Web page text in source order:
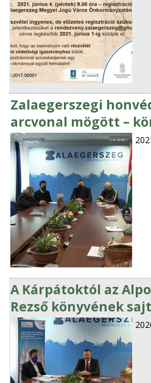
Zalaegerszegi
arcvonal mögött –
A Kárpátoktól az
Rezső könyvének